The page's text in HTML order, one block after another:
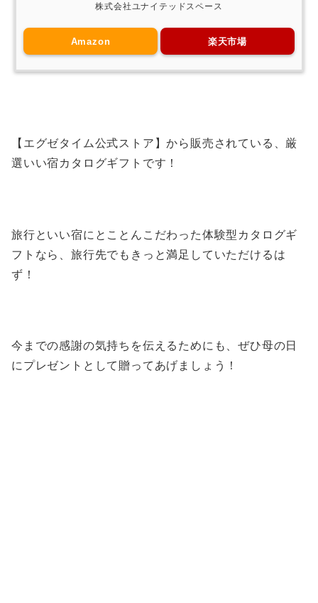
株式会社ユナイテッドスペース
Amazon 楽天市場
【エグゼタイム公式ストア】から販売されている、厳
選いい宿カタログギフトです！
旅行といい宿にとことんこだわった体験型カタログギ
フトなら、旅行先でもきっと満足していただけるは
ず！
今までの感謝の気持ちを伝えるためにも、ぜひ母の日
にプレゼントとして贈ってあげましょう！